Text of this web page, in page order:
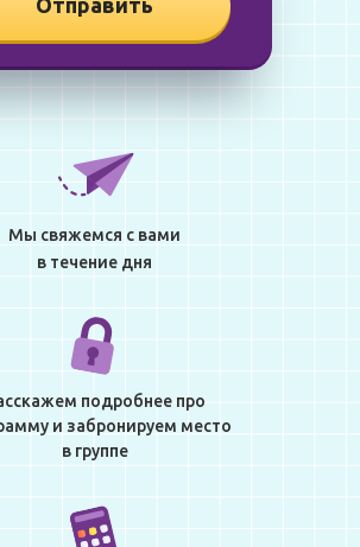
Мы свяжемся с вами
в течение дня
подробнее про
и забронируем место
в группе
Отправить